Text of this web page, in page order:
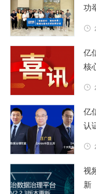
功
亿
核
亿
认
视
新